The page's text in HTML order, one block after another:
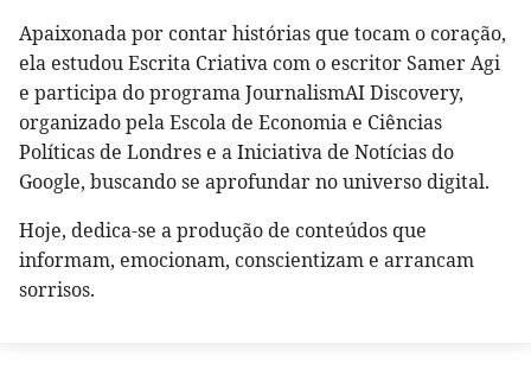
Apaixonada por contar histórias que tocam o coração,
ela estudou Escrita Criativa com o escritor Samer Agi
e participa do programa JournalismAI Discovery,
organizado pela Escola de Economia e Ciências
Políticas de Londres e a Iniciativa de Notícias do
Google, buscando se aprofundar no universo digital.
Hoje, dedica-se a produção de conteúdos que
informam, emocionam, conscientizam e arrancam
sorrisos.